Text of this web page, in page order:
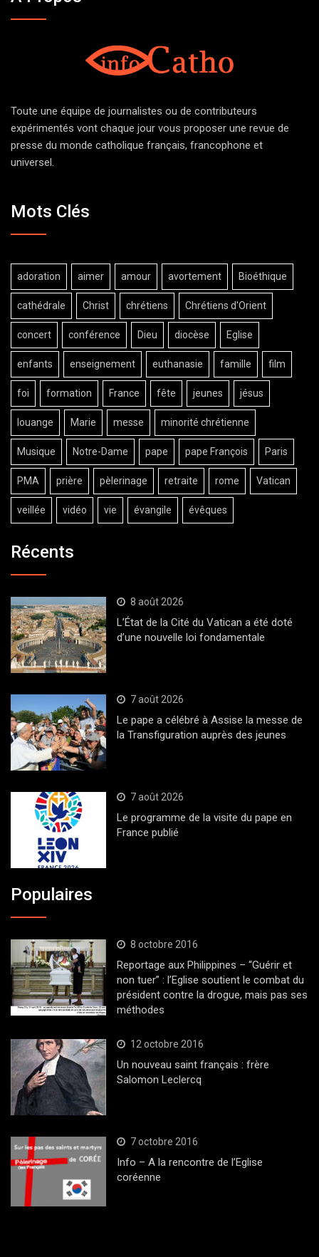
Toute une équipe de journalistes ou de contributeurs
expérimentés vont chaque jour vous proposer une revue de
presse du monde catholique français, francophone et
universel.
Mots Clés
adoration aimer amour avortement Bioéthique
cathédrale Christ chrétiens Chrétiens d'Orient
concert conférence Dieu diocèse Eglise
enfants enseignement euthanasie famille film
foi formation France fête jeunes jésus
louange Marie messe minorité chrétienne
Musique Notre-Dame pape pape François Paris
PMA prière pèlerinage retraite rome Vatican
veillée vidéo vie évangile évêques
Récents
8 août 2026
L’État de la Cité du Vatican a été doté
d’une nouvelle loi fondamentale
7 août 2026
Le pape a célébré à Assise la messe de
la Transfiguration auprès des jeunes
7 août 2026
Le programme de la visite du pape en
France publié
Populaires
8 octobre 2016
Reportage aux Philippines – “Guérir et
non tuer” : l’Eglise soutient le combat du
président contre la drogue, mais pas ses
méthodes
12 octobre 2016
Un nouveau saint français : frère
Salomon Leclercq
7 octobre 2016
Info – A la rencontre de l’Eglise
coréenne